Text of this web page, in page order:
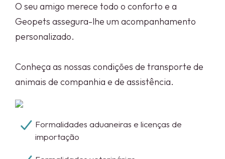
O seu amigo merece todo o conforto e a
Geopets assegura-lhe um acompanhamento
personalizado.
Conheça as nossas condições de transporte de
animais de companhia e de assistência.
Formalidades aduaneiras e licenças de
importação